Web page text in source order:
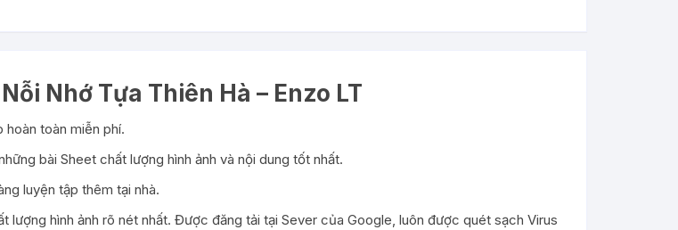
Nhớ Tựa Thiên Hà – Enzo LT
toàn miễn phí.
bài Sheet chất lượng hình ảnh và nội dung tốt nhất.
luyện tập thêm tại nhà.
hình ảnh rõ nét nhất. Được đăng tải tại Sever của Google, luôn được quét sạch Virus